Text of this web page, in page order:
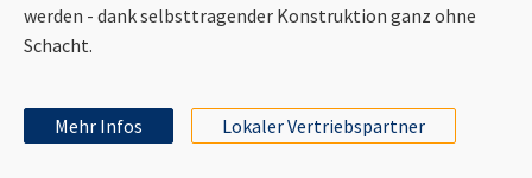
werden - dank selbsttragender Konstruktion ganz ohne
Schacht.
Mehr Infos Lokaler Vertriebspartner